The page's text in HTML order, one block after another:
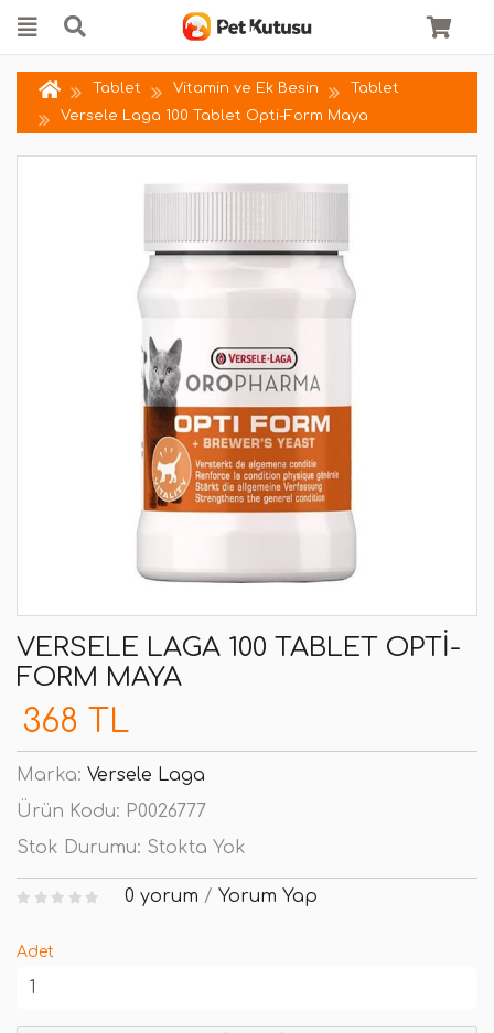
Tablet Vitamin ve Ek Besin
Tablet
Versele Laga 100 Tablet Opti-Form Maya
VERSELE LAGA 100 TABLET OPTI-
FORM MAYA
368 TL
Marka: Versele Laga
Ürün Kodu: P0026777
Stok Durumu: Stokta Yok
0 yorum / Yorum Yap
Adet